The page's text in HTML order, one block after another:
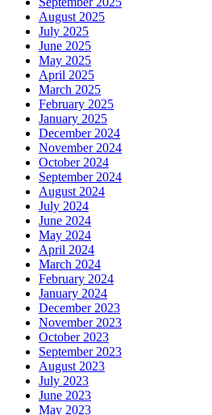
August 2025
July 2025
June 2025
May 2025
April 2025
March 2025
February 2025
January 2025
December 2024
November 2024
October 2024
September 2024
August 2024
July 2024
June 2024
May 2024
April 2024
March 2024
February 2024
January 2024
December 2023
November 2023
October 2023
September 2023
August 2023
July 2023
June 2023
May 2023